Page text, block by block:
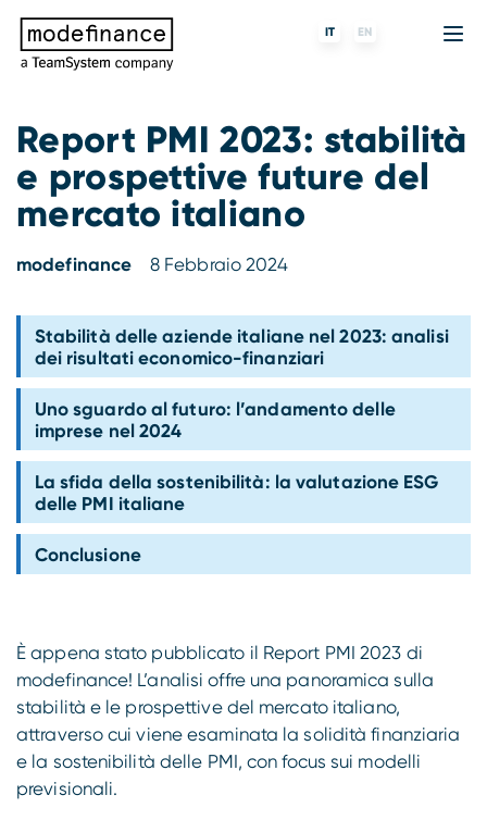
IT EN
Report PMI 2023: stabilità
e prospettive future del
mercato italiano
modefinance 8 Febbraio 2024
Stabilità delle aziende italiane nel 2023: analisi
dei risultati economico-finanziari
Uno sguardo al futuro: l’andamento delle
imprese nel 2024
La sfida della sostenibilità: la valutazione ESG
delle PMI italiane
Conclusione
È appena stato pubblicato il Report PMI 2023 di
modefinance! L’analisi offre una panoramica sulla
stabilità e le prospettive del mercato italiano,
attraverso cui viene esaminata la solidità finanziaria
e la sostenibilità delle PMI, con focus sui modelli
previsionali.
Agenzia di Rating
Rating ESG
Tigran
s-peek
MORE
ForST
Data Science
API & Plug-N-Play
Fintech
Banche e finanziarie
SGR e fondi
Imprese
Chi siamo
Partner e clienti
Blog
Press center
Contatti
Lavora con noi
Compliance